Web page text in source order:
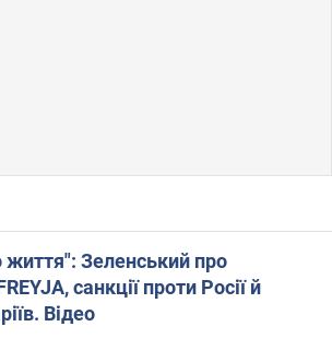
життя": Зеленський про
санкції проти Росії й
Відео